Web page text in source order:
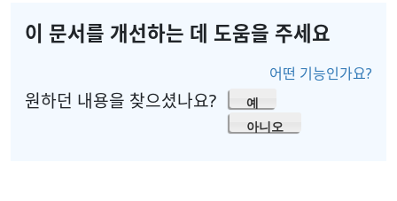
이 문서를 개선하는 데 도움을 주세요
어떤 기능인가요?
원하던 내용을 찾으셨나요?
예
아니오